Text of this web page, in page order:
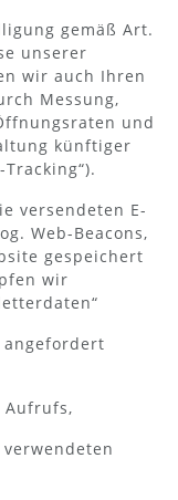
gemäß Art.
unserer
wir auch Ihren
Messung,
und
künftiger
versendeten E-
Web-Beacons,
gespeichert
wir
angefordert
Aufrufs,